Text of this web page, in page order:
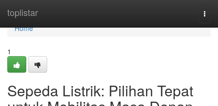
toplistar
Home
Home
1
Sepeda Listrik: Pilihan Tepat